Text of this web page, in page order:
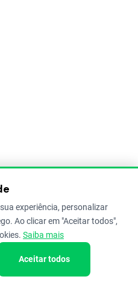
experiência, personalizar
Ao clicar em "Aceitar todos",
Saiba mais
Aceitar todos